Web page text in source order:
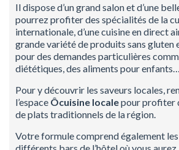
Il dispose d’un grand salon et d’une
pourrez profiter des spécialités de la
internationale, d’une cuisine en direct
grande variété de produits sans gluten
pour des demandes particulières
diététiques, des aliments pour enfants….
Pour y découvrir les saveurs locales,
l’espace Ôcuisine localepour profiter
de plats traditionnels de la région.
Votre formule comprend également
différents bars de l’hôtel où vous